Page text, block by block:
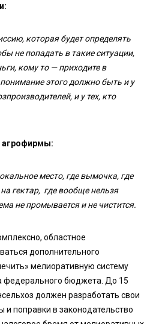
которая будет определять
не попадать в такие ситуации,
кому то — приходите в
этого должно быть и у
и у тех, кто
агрофирмы:
место, где вымочка, где
гектар, где вообще нельзя
не промывается и не чистится.
областное
дополнительного
мелиоративную систему
федерального бюджета. До 15
должен разработать свои
поправки в законодательство